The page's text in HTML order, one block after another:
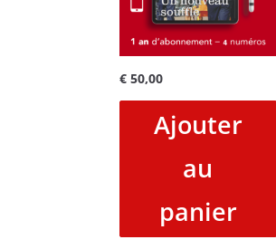
€ 50,00
Ajouter
au
panier